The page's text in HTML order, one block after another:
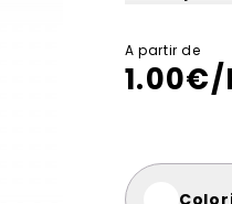
A partir de
1.00€/